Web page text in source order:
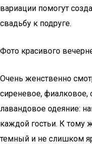
вариации помогут
свадьбу к подруге.
Фото красивого
Очень женственно
сиреневое, фиалковое,
лавандовое одеяние:
каждой гостьи. К тому
темный и не слишком